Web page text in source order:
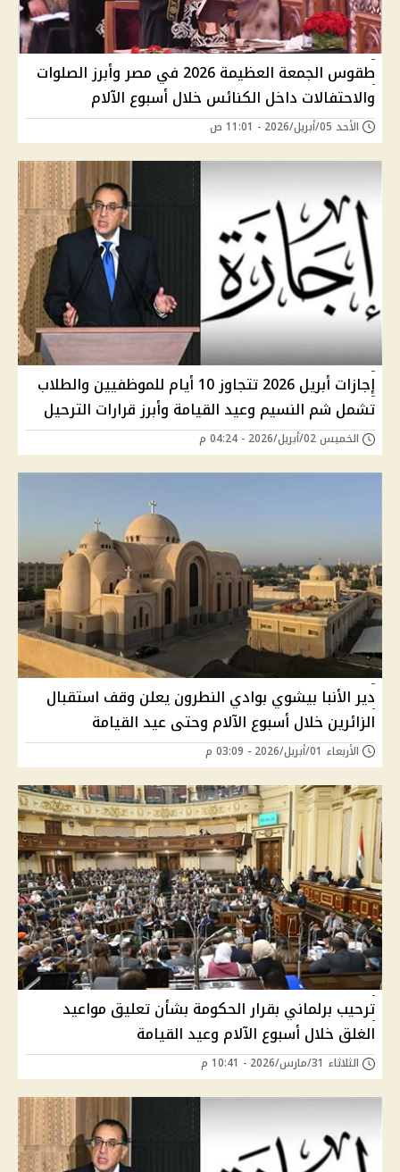
طقوس الجمعة العظيمة 2026 في مصر وأبرز الصلوات
والاحتفالات داخل الكنائس خلال أسبوع الآلام
الأحد 05/أبريل/2026 - 11:01 ص
إجازات أبريل 2026 تتجاوز 10 أيام للموظفيين والطلاب
تشمل شم النسيم وعيد القيامة وأبرز قرارات الترحيل
الخميس 02/أبريل/2026 - 04:24 م
دير الأنبا بيشوي بوادي النطرون يعلن وقف استقبال
الزائرين خلال أسبوع الآلام وحتى عيد القيامة
الأربعاء 01/أبريل/2026 - 03:09 م
ترحيب برلماني بقرار الحكومة بشأن تعليق مواعيد
الغلق خلال أسبوع الآلام وعيد القيامة
الثلاثاء 31/مارس/2026 - 10:41 م